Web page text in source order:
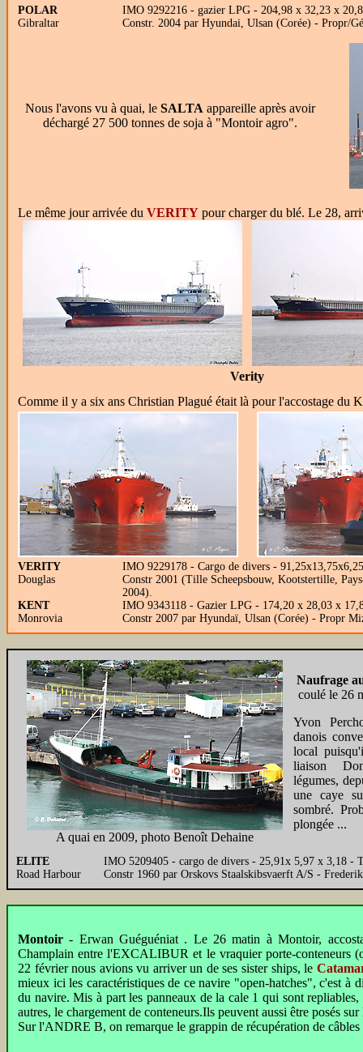
POLAR
Gibraltar
IMO 9292216 - gazier LPG - 204,98 x 32,23 x
Constr. 2004 par Hyundai, Ulsan (Corée) -
Nous l'avons vu à quai, le SALTA appareille après avoir
déchargé 27 500 tonnes de soja à "Montoir agro".
Le même jour arrivée du VERITY pour charger du blé. Le 28,
Verity
Comme il y a six ans Christian Plagué était là pour l'accostage du
VERITY
Douglas
IMO 9229178 - Cargo de divers -
Constr 2001 (Tille Scheepsbouw, Kootstertille,
2004).
KENT
Monrovia
IMO 9343118 - Gazier LPG - 174,20 x 28,03 x
Constr 2007 par Hyundaï, Ulsan (Corée) - Propr
A quai en 2009, photo Benoît Dehaine
Naufrage
coulé le 26
Yvon
danois
local
liaison
légumes,
une caye
sombré.
plongée ...
ELITE
Road Harbour
IMO 5209405 - cargo de divers - 25,91x 5,97 x 3,18 -
Constr 1960 par Orskovs Staalskibsvaerft A/S -
Montoir - Erwan Guéguéniat . Le 26 matin à Montoir,
Champlain entre l'EXCALIBUR et le vraquier porte-conteneurs
22 février nous avions vu arriver un de ses sister ships, le
mieux ici les caractéristiques de ce navire "open-hatches", c'est à
du navire. Mis à part les panneaux de la cale 1 qui sont
autres, le chargement de conteneurs.Ils peuvent aussi être posés sur
Sur l'ANDRE B, on remarque le grappin de récupération de câbles